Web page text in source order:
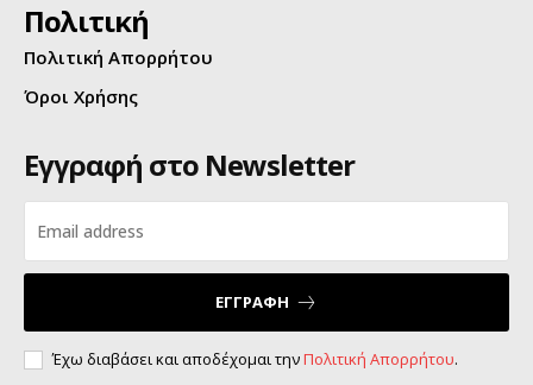
Πολιτική
Πολιτική Απορρήτου
Όροι Χρήσης
Εγγραφή στο Newsletter
ΕΓΓΡΑΦΗ
Έχω διαβάσει και αποδέχομαι τηνΠολιτική Απορρήτου.